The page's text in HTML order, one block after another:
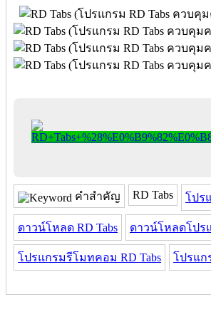
คำสำคัญ RD Tabs โปร
ดาวน์โหลด RD Tabs ดาวน์โหลดโปร
โปรแกรมรีโมทคอม RD Tabs โปรแก